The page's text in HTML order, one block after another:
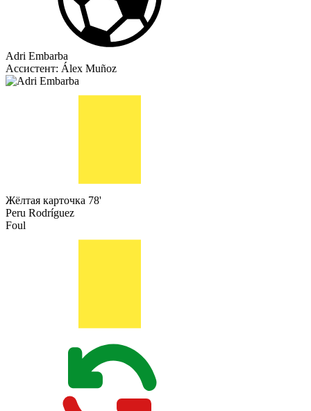
Adri Embarba
Ассистент: Álex Muñoz
Жёлтая карточка 78'
Peru Rodríguez
Foul